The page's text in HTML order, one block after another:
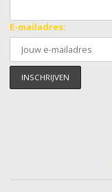
E-mailadres: